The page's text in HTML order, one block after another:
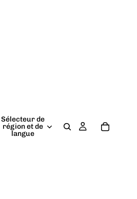
Sélecteur de
région et de
langue